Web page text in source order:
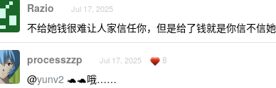
Razio Jul 17, 2025
不给她钱很难让人家信任你，但是给了钱就是你信不信
processzzp Jul 17, 2025 8
@yunv2 🐢🐢哦……